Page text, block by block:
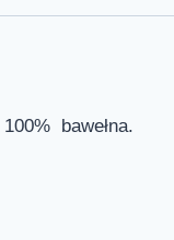
bawełna.